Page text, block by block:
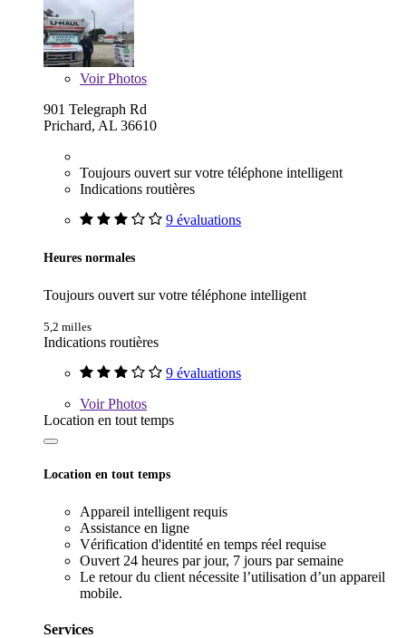
VoirPhotos
901 Telegraph Rd
Prichard, AL 36610
Toujours ouvert sur votre téléphone intelligent
Indications routières
9 évaluations
Heures normales
Toujours ouvert sur votre téléphone intelligent
5,2 milles
Indications routières
9 évaluations
VoirPhotos
Location en tout temps
Location en tout temps
Appareil intelligent requis
Assistance en ligne
Vérification d'identité en temps réel requise
Ouvert 24 heures par jour, 7 jours par semaine
Le retour du client nécessite l’utilisation d’un appareil
mobile.
Services